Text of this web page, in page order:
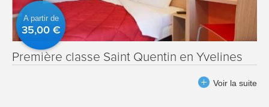
A partir de
35,00 €
Première classe Saint Quentin en Yvelines
Voir la suite